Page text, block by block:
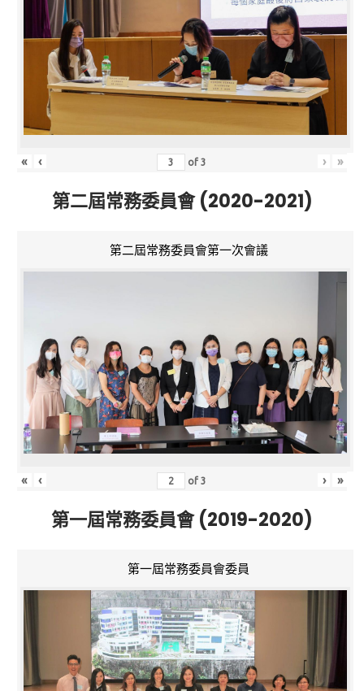
« ‹ of3 › »
第二屆常務委員會 (2020-2021)
第二屆常務委員會第一次會議
« ‹ of3 › »
第一屆常務委員會 (2019-2020)
第一屆常務委員會委員